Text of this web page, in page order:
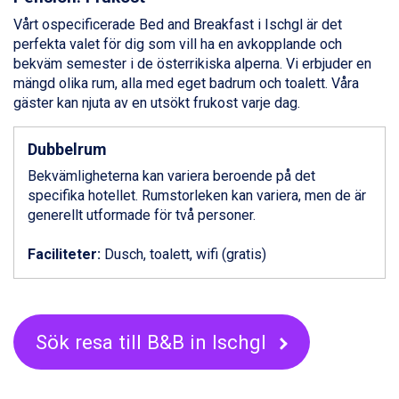
Fieberbrunn från 9.645 kr.
Val Thorens från 8.395 kr.
St. Anton från 11.245 kr.
Zell am See från 6.295 kr.
Canazei från 7.195 kr.
Livigno från 5.595 kr.
Ponte di Legno från 7.395 kr.
Bad Gastein från 6.295 kr.
Sauze dOulx från 6.145 kr.
Alleghe från 8.545 kr.
Arabba från 11.045 kr.
Cervinia från 8.245 kr.
Bad Hofgastein från 8.595 kr.
Champoluc från 5.945 kr.
Sestriere från 6.945 kr.
Vårt ospecificerade Bed and Breakfast i Ischgl är det
perfekta valet för dig som vill ha en avkopplande och
bekväm semester i de österrikiska alperna. Vi erbjuder en
mängd olika rum, alla med eget badrum och toalett. Våra
gäster kan njuta av en utsökt frukost varje dag.
Dubbelrum
Bekvämligheterna kan variera beroende på det
specifika hotellet. Rumstorleken kan variera, men de är
generellt utformade för två personer.
Faciliteter: Dusch, toalett, wifi (gratis)
Sök resa till B&B in Ischgl